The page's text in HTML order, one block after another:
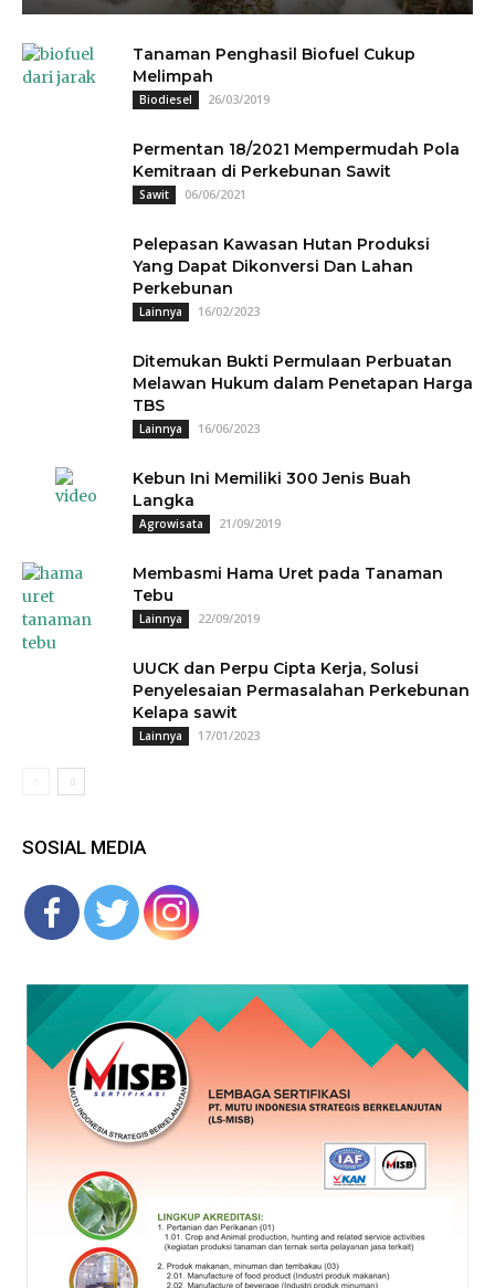
Tanaman Penghasil Biofuel Cukup
Melimpah
Biodiesel 26/03/2019
Permentan 18/2021 Mempermudah Pola
Kemitraan di Perkebunan Sawit
Sawit 06/06/2021
Pelepasan Kawasan Hutan Produksi
Yang Dapat Dikonversi Dan Lahan
Perkebunan
Lainnya 16/02/2023
Ditemukan Bukti Permulaan Perbuatan
Melawan Hukum dalam Penetapan Harga
TBS
Lainnya 16/06/2023
Kebun Ini Memiliki 300 Jenis Buah
Langka
Agrowisata 21/09/2019
Membasmi Hama Uret pada Tanaman
Tebu
Lainnya 22/09/2019
UUCK dan Perpu Cipta Kerja, Solusi
Penyelesaian Permasalahan Perkebunan
Kelapa sawit
Lainnya 17/01/2023
SOSIAL MEDIA